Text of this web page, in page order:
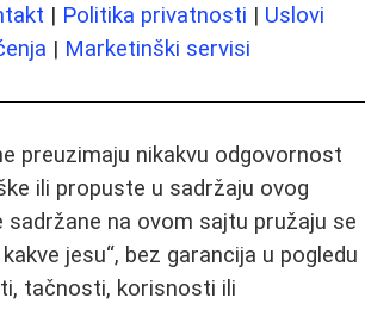
| Politika privatnosti | Uslovi
| Marketinški servisi
preuzimaju nikakvu odgovornost
ili propuste u sadržaju ovog
na ovom sajtu pružaju se
jesu“, bez garancija u pogledu
tačnosti, korisnosti ili